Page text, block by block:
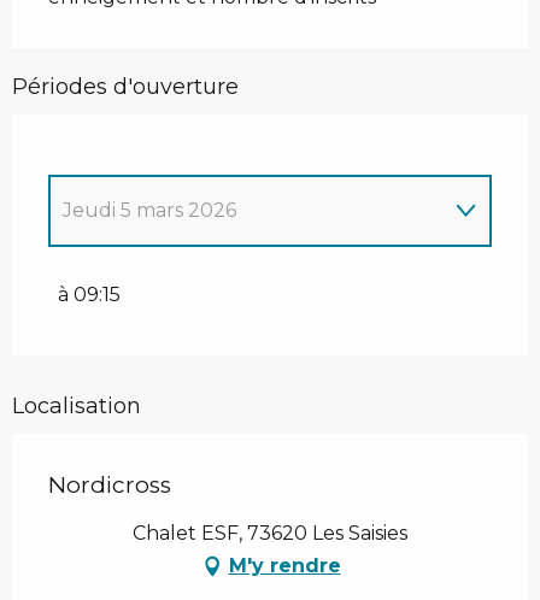
Périodes d'ouverture
Jeudi 5 mars 2026
à 09:15
Localisation
Nordicross
Chalet ESF, 73620 Les Saisies
M'y rendre